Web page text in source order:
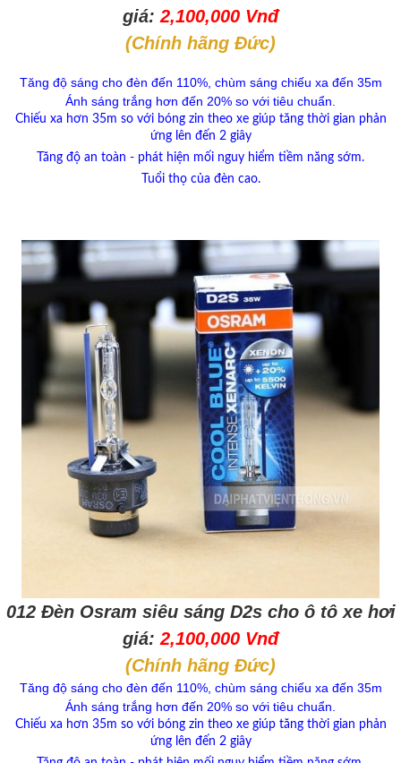
giá: 2,100,000 Vnđ
(Chính hãng Đức)
Tăng độ sáng cho đèn đến 110%, chùm sáng chiếu xa đến 35m
Ánh sáng trắng hơn đến 20% so với tiêu chuẩn.
Chiếu xa hơn 35m so với bóng zin theo xe giúp tăng thời gian phản
ứng lên đến 2 giây
Tăng độ an toàn - phát hiện mối nguy hiểm tiềm năng sớm.
Tuổi thọ của đèn cao.
012 Đèn Osram siêu sáng D2s cho ô tô xe hơi
giá: 2,100,000 Vnđ
(Chính hãng Đức)
Tăng độ sáng cho đèn đến 110%, chùm sáng chiếu xa đến 35m
Ánh sáng trắng hơn đến 20% so với tiêu chuẩn.
Chiếu xa hơn 35m so với bóng zin theo xe giúp tăng thời gian phản
ứng lên đến 2 giây